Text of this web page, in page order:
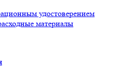
удостоверением
материалы